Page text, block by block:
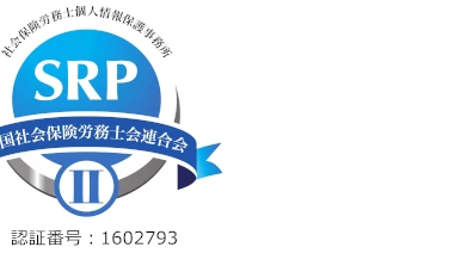
問い合わせ
平日9:00～18:00）